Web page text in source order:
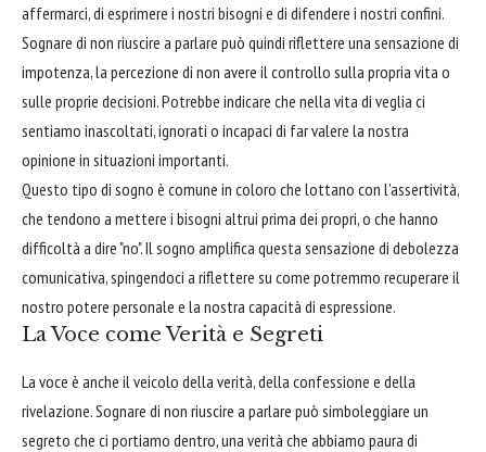
affermarci, di esprimere i nostri bisogni e di difendere i nostri confini.
Sognare di non riuscire a parlare può quindi riflettere una sensazione di
impotenza, la percezione di non avere il controllo sulla propria vita o
sulle proprie decisioni. Potrebbe indicare che nella vita di veglia ci
sentiamo inascoltati, ignorati o incapaci di far valere la nostra
opinione in situazioni importanti.
Questo tipo di sogno è comune in coloro che lottano con l'assertività,
che tendono a mettere i bisogni altrui prima dei propri, o che hanno
difficoltà a dire "no". Il sogno amplifica questa sensazione di debolezza
comunicativa, spingendoci a riflettere su come potremmo recuperare il
nostro potere personale e la nostra capacità di espressione.
La Voce come Verità e Segreti
La voce è anche il veicolo della verità, della confessione e della
rivelazione. Sognare di non riuscire a parlare può simboleggiare un
segreto che ci portiamo dentro, una verità che abbiamo paura di